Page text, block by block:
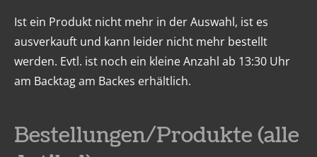
Ist ein Produkt nicht mehr in der Auswahl, ist es
ausverkauft und kann leider nicht mehr bestellt
werden. Evtl. ist noch ein kleine Anzahl ab 13:30 Uhr
am Backtag am Backes erhältlich.
Bestellungen/Produkte (alle